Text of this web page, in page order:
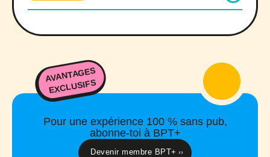
AVANTAGES
EXCLUSIFS
Pour une expérience 100 % sans pub,
abonne-toi à BPT+
Devenir membre BPT+